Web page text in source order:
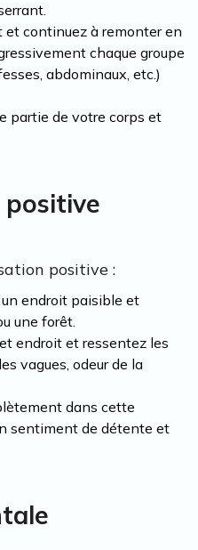
et continuez à remonter en
chaque groupe
abdominaux, etc.)
partie de votre corps et
positive
positive :
endroit paisible et
une forêt.
endroit et ressentez les
vagues, odeur de la
dans cette
sentiment de détente et